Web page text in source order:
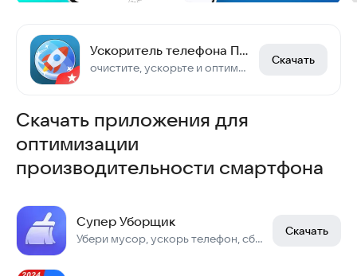
Ускоритель телефона Про
очистите, ускорьте и оптимизируйте телефон для максимальной производительности!
Скачать
Скачать приложения для
оптимизации
производительности смартфона
Супер Уборщик
Убери мусор, ускорь телефон, сбереги заряд.
Скачать